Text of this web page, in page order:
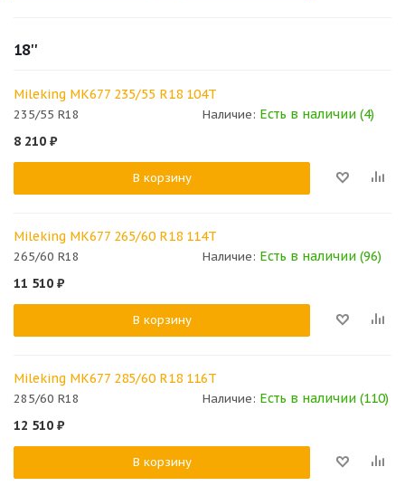
18''
Mileking MK677 235/55 R18 104T
235/55 R18 Наличие: Есть в наличии (4)
8 210 ₽
В корзину
Mileking MK677 265/60 R18 114T
265/60 R18 Наличие: Есть в наличии (96)
11 510 ₽
В корзину
Mileking MK677 285/60 R18 116T
285/60 R18 Наличие: Есть в наличии (110)
12 510 ₽
В корзину